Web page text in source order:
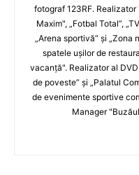
fotograf 123RF.
Maxim", „Fotbal Total”,
„Arena sportivă” şi „Zona
spatele uşilor de
vacanţă". Realizator al
de poveste” şi „Palatul
de evenimente sportive
Manager